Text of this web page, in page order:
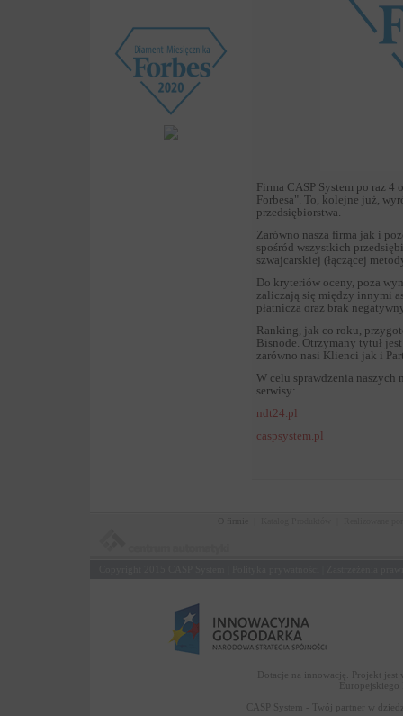
Firma CASP System po raz
Forbesa". To, kolejne już,
przedsiębiorstwa.
Zarówno nasza firma jak i
spośród wszystkich
szwajcarskiej (łączącej
Do kryteriów oceny, poza
zaliczają się między innymi
płatnicza oraz brak
Ranking, jak co roku,
Bisnode. Otrzymany tytuł
zarówno nasi Klienci jak i
W celu sprawdzenia naszych
serwisy:
ndt24.pl
caspsystem.pl
Dotacje na innowację. Projekt
CASP System - Twój partner w